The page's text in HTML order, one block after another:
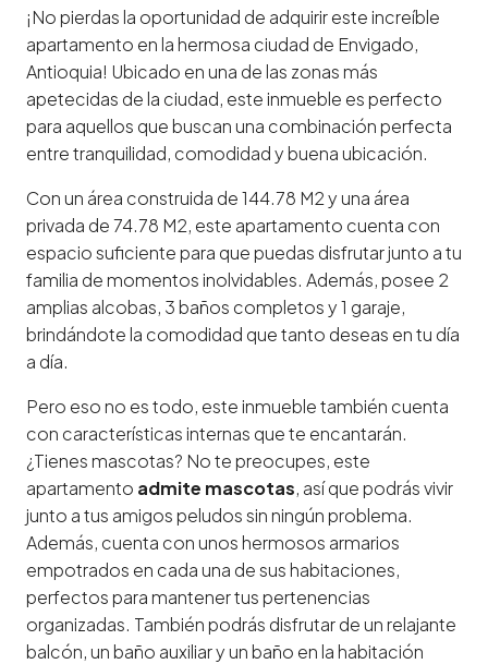
¡No pierdas la oportunidad de adquirir este increíble
apartamento en la hermosa ciudad de Envigado,
Antioquia! Ubicado en una de las zonas más
apetecidas de la ciudad, este inmueble es perfecto
para aquellos que buscan una combinación perfecta
entre tranquilidad, comodidad y buena ubicación.
Con un área construida de 144.78 M2 y una área
privada de 74.78 M2, este apartamento cuenta con
espacio suficiente para que puedas disfrutar junto a tu
familia de momentos inolvidables. Además, posee 2
amplias alcobas, 3 baños completos y 1 garaje,
brindándote la comodidad que tanto deseas en tu día
a día.
Pero eso no es todo, este inmueble también cuenta
con características internas que te encantarán.
¿Tienes mascotas? No te preocupes, este
apartamento admite mascotas, así que podrás vivir
junto a tus amigos peludos sin ningún problema.
Además, cuenta con unos hermosos armarios
empotrados en cada una de sus habitaciones,
perfectos para mantener tus pertenencias
organizadas. También podrás disfrutar de un relajante
balcón, un baño auxiliar y un baño en la habitación